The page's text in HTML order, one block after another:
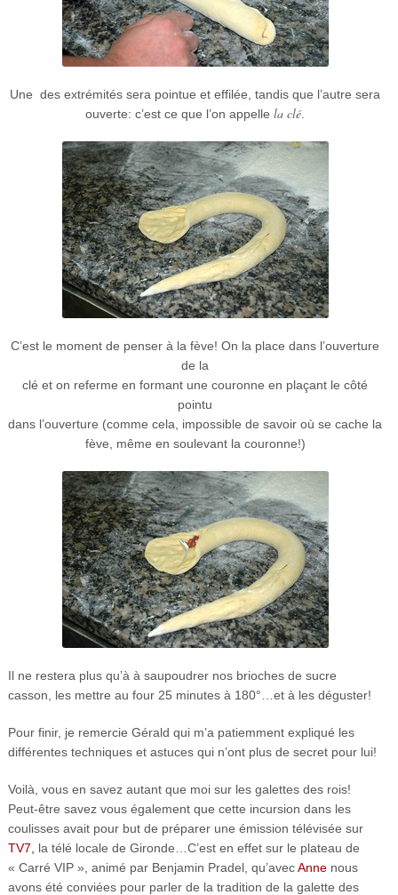
Une des extrémités sera pointue et effilée, tandis que l’autre sera
ouverte: c’est ce que l’on appelle la clé
C’est le moment de penser à la fève! On la place dans l’ouverture
de la
clé et on referme en formant une couronne en plaçant le côté
pointu
dans l’ouverture (comme cela, impossible de savoir où se cache la
fève, même en soulevant la couronne!)
Il ne restera plus qu’à à saupoudrer nos brioches de sucre
casson, les mettre au four 25 minutes à 180°…et à les déguster!
Pour finir, je remercie Gérald qui m’a patiemment expliqué les
différentes techniques et astuces qui n’ont plus de secret pour lui!
Voilà, vous en savez autant que moi sur les galettes des rois!
Peut-être savez vous également que cette incursion dans les
coulisses avait pour but de préparer une émission télévisée sur
TV7,
la télé locale de Gironde…C’est en effet sur le plateau de
« Carré VIP », animé par Benjamin Pradel, qu’avecAnnenous
avons été conviées pour parler de la tradition de la galette des